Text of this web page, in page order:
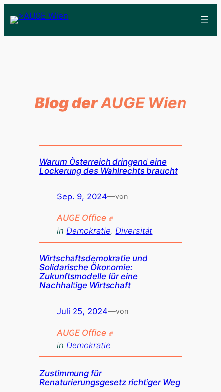
Blog derAUGE Wien
Warum Österreich dringend eine
Lockerung des Wahlrechts braucht
Sep. 9, 2024—von
AUGE Office ✊
in Demokratie, Diversität
Wirtschaftsdemokratie und
Solidarische Ökonomie:
Zukunftsmodelle für eine
Nachhaltige Wirtschaft
Juli 25, 2024—von
AUGE Office ✊
in Demokratie
Zustimmung für
Renaturierungsgesetz richtiger Weg